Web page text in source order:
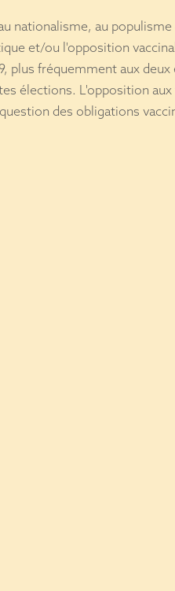
nationalisme, au
et/ou l'opposition
plus fréquemment aux
élections. L'opposition aux
des obligations